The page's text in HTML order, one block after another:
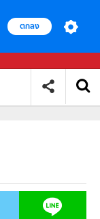
ตกลง